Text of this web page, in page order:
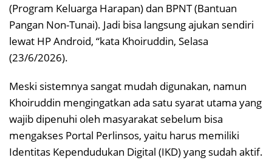
(Program Keluarga Harapan) dan BPNT (Bantuan
Pangan Non-Tunai). Jadi bisa langsung ajukan sendiri
lewat HP Android, “kata Khoiruddin, Selasa
(23/6/2026).
Meski sistemnya sangat mudah digunakan, namun
Khoiruddin mengingatkan ada satu syarat utama yang
wajib dipenuhi oleh masyarakat sebelum bisa
mengakses Portal Perlinsos, yaitu harus memiliki
Identitas Kependudukan Digital (IKD) yang sudah aktif.